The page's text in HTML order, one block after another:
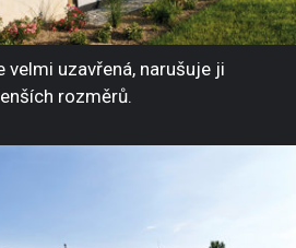
uzavřená, narušuje ji
rozměrů.